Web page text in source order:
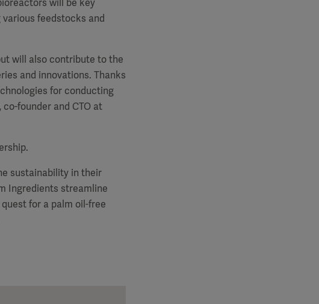
will be key
feedstocks and
will also contribute to the
and innovations. Thanks
for conducting
founder and CTO at
sustainability in their
Ingredients streamline
for a palm oil-free